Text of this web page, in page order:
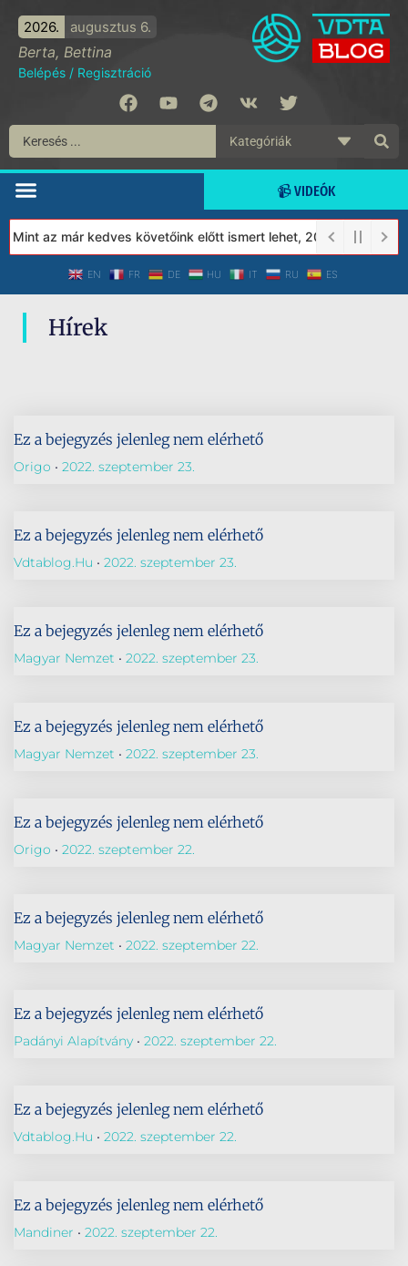
2026. augusztus 6.
Berta, Bettina
Belépés / Regisztráció
📹 VIDEÓK
az már kedves követőink előtt ismert lehet, 2023-tól a
EN FR DE HU IT RU ES
Hírek
Ez a bejegyzés jelenleg nem elérhető
Origo 2022. szeptember 23.
Ez a bejegyzés jelenleg nem elérhető
Vdtablog.hu 2022. szeptember 23.
Ez a bejegyzés jelenleg nem elérhető
Magyar Nemzet 2022. szeptember 23.
Ez a bejegyzés jelenleg nem elérhető
Magyar Nemzet 2022. szeptember 23.
Ez a bejegyzés jelenleg nem elérhető
Origo 2022. szeptember 22.
Ez a bejegyzés jelenleg nem elérhető
Magyar Nemzet 2022. szeptember 22.
Ez a bejegyzés jelenleg nem elérhető
Padányi Alapítvány 2022. szeptember 22.
Ez a bejegyzés jelenleg nem elérhető
Vdtablog.hu 2022. szeptember 22.
Ez a bejegyzés jelenleg nem elérhető
Mandiner 2022. szeptember 22.